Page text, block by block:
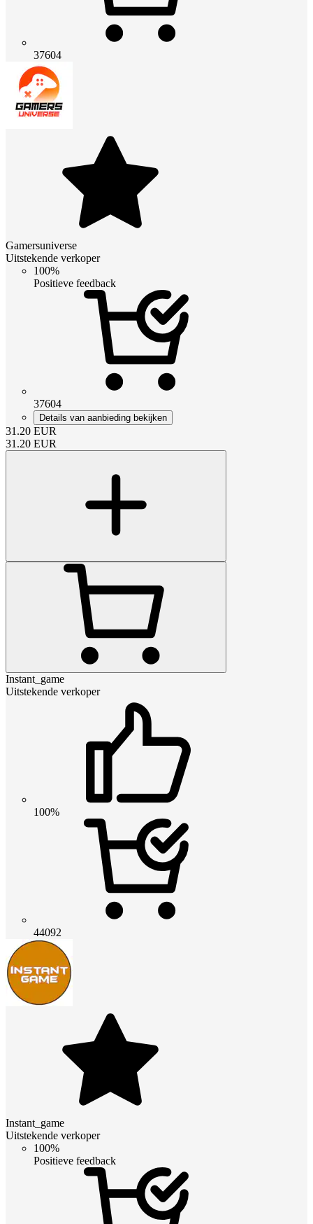
37604
Gamersuniverse
Uitstekende verkoper
100%
Positieve feedback
37604
Details van aanbieding bekijken
31.20 EUR
31.20 EUR
Instant_game
Uitstekende verkoper
100%
44092
Instant_game
Uitstekende verkoper
100%
Positieve feedback